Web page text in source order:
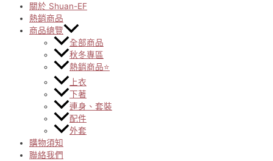
關於 Shuan-EF
熱銷商品
商品總覽
全部商品
秋冬專區
熱銷商品⭐
上衣
下著
連身、套裝
配件
外套
購物須知
聯絡我們